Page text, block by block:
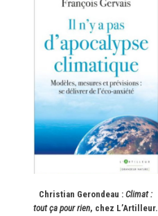
Christian Gerondeau : Climat :
tout ça pour rien, chez L’Artilleur.